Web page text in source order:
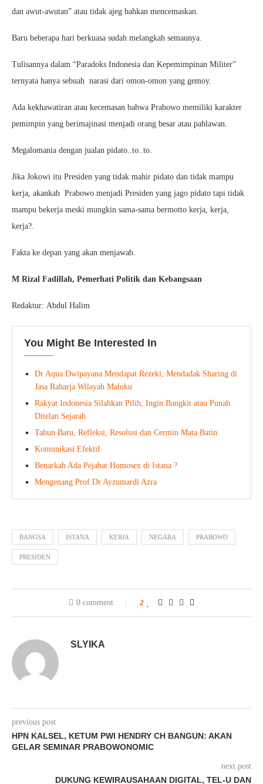
dan awut-awutan” atau tidak ajeg bahkan mencemaskan.
Baru beberapa hari berkuasa sudah melangkah semaunya.
Tulisannya dalam “Paradoks Indonesia dan Kepemimpinan Militer”
ternyata hanya sebuah narasi dari omon-omon yang gemoy.
Ada kekhawatiran atau kecemasan bahwa Prabowo memiliki karakter
pemimpin yang berimajinasi menjadi orang besar atau pahlawan.
Megalomania dengan jualan pidato..to..to.
Jika Jokowi itu Presiden yang tidak mahir pidato dan tidak mampu
kerja, akankah Prabowo menjadi Presiden yang jago pidato tapi tidak
mampu bekerja meski mungkin sama-sama bermotto kerja, kerja,
kerja?.
Fakta ke depan yang akan menjawab.
M Rizal Fadillah, Pemerhati Politik dan Kebangsaan
Redaktur: Abdul Halim
You Might Be Interested In
Dr Aqua Dwipayana Mendapat Rezeki, Mendadak Sharing di
Jasa Raharja Wilayah Maluku
Rakyat Indonesia Silahkan Pilih, Ingin Bangkit atau Punah
Ditelan Sejarah
Tahun Baru, Refleksi, Resolusi dan Cermin Mata Batin
Komunikasi Efektif
Benarkah Ada Pejabat Homosex di Istana ?
Mengenang Prof Dr Ayzumardi Azra
BANGSA ISTANA KERJA NEGARA PRABOWO
PRESIDEN
0 comment 2
SLYIKA
previous post
HPN KALSEL, KETUM PWI HENDRY CH BANGUN: AKAN
GELAR SEMINAR PRABOWONOMIC
next post
DUKUNG KEWIRAUSAHAAN DIGITAL, TEL-U DAN